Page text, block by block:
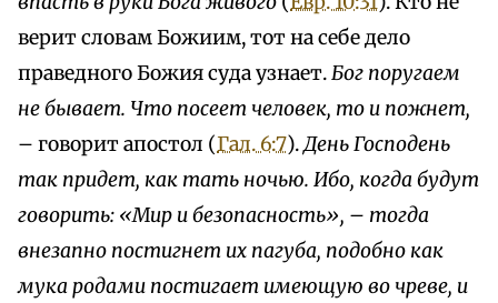
верит словам Божиим, тот на себе дело
праведного Божия суда узнает.Бог поругаем
не бывает. Что посеет человек, то и пожнет,
– говорит апостол (Гал. 6:7).День Господень
так придет, как тать ночью. Ибо, когда будут
говорить: «Мир и безопасность», – тогда
внезапно постигнет их пагуба, подобно как
мука родами постигает имеющую во чреве, и